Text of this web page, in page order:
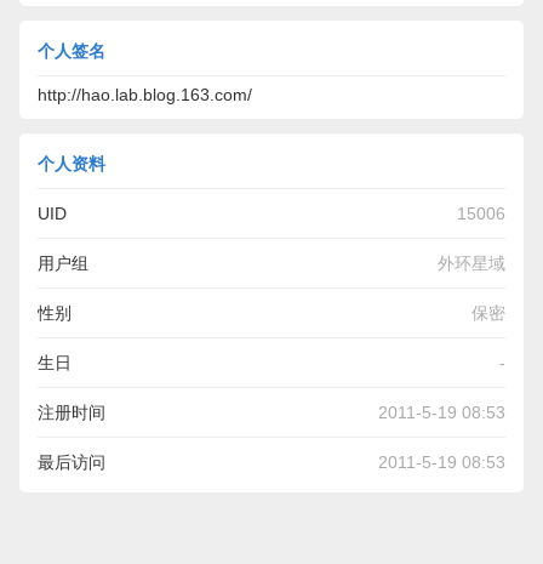
个人签名
http://hao.lab.blog.163.com/
个人资料
UID 15006
用户组 外环星域
性别 保密
生日 -
注册时间 2011-5-19 08:53
最后访问 2011-5-19 08:53